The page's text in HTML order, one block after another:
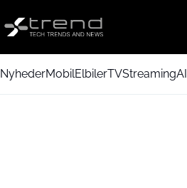
NyhederMobilElbilerTVStreamingAI